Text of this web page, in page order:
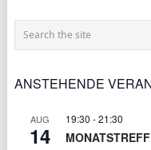
ANSTEHENDE
AUG
14
19:30 -21:30